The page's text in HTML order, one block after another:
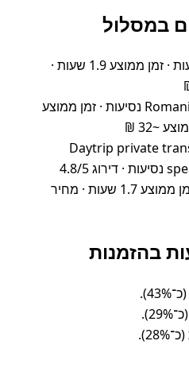
במסלול
FlixBus – 124 נסיעות · זמן ממוצע 1.9 שעות ·
Romanian Railways – 94 נסיעות · זמן ממוצע
Daytrip private
speaking driver – 76 נסיעות · דירוג 4.8/5
(4,860 ביקורות) · זמן ממוצע 1.7 שעות · מחיר
בהזמנות